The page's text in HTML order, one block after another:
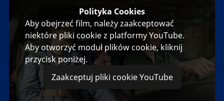
Polityka Cookies
Aby obejrzeć film, należy zaakceptować
niektóre pliki cookie z platformy YouTube.
Aby otworzyć moduł plików cookie, kliknij
przycisk poniżej.
Zaakceptuj pliki cookie YouTube